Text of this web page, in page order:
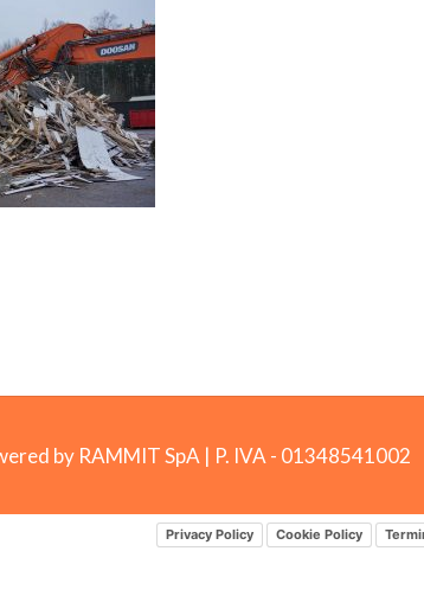
by RAMMIT SpA | P. IVA - 01348541002
Privacy Policy Cookie Policy